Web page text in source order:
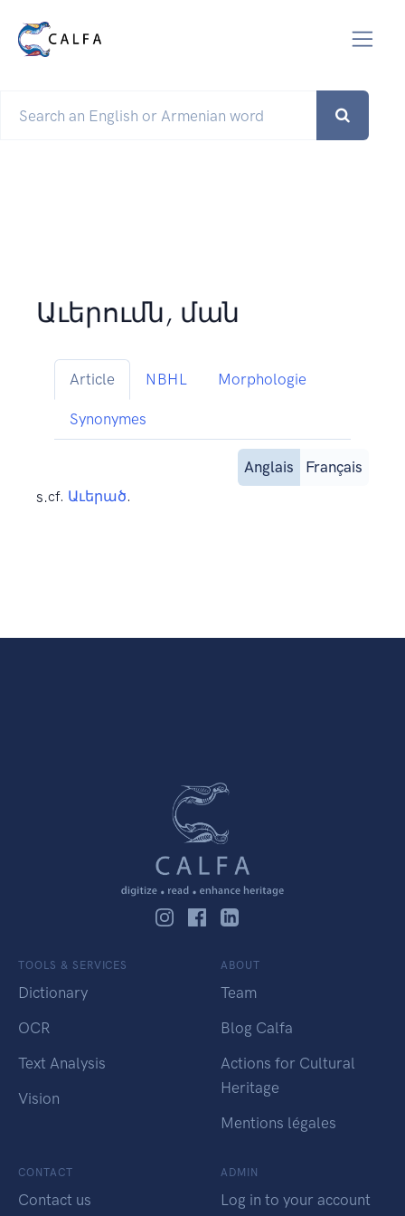
Աւերումն, ման
Article NBHL Morphologie
Synonymes
Anglais
Français
s.cf. Աւերած.
TOOLS & SERVICES
Dictionary
OCR
Text Analysis
Vision
ABOUT
Team
Blog Calfa
Actions for Cultural
Heritage
Mentions légales
CONTACT
Contact us
ADMIN
Log in to your account